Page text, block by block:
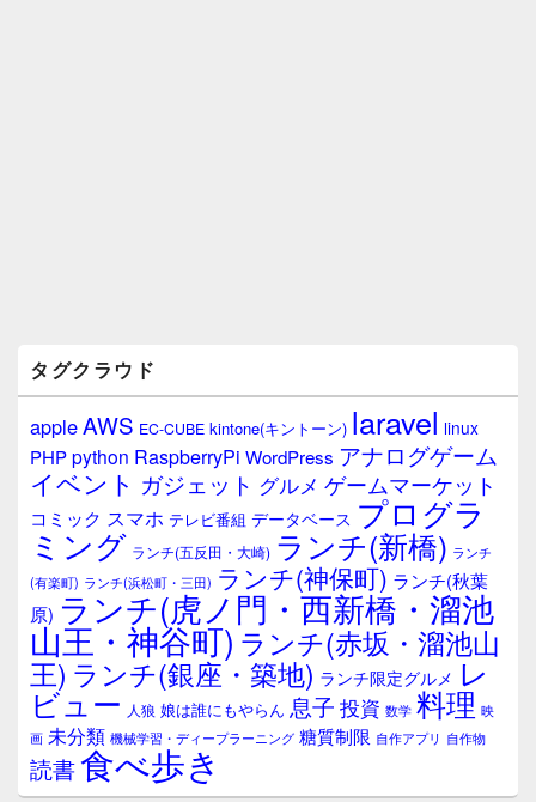
タグクラウド
appleAWS EC-CUBE kintone(キントーン) laravel linux
PHPpython RaspberryPi WordPress アナログゲーム
イベント ガジェット グルメ ゲームマーケット
コミック スマホ テレビ番組 データベース プログラ
ミング ランチ(五反田・大崎) ランチ(新橋) ランチ
(有楽町) ランチ(浜松町・三田) ランチ(神保町) ランチ(秋葉
原) ランチ(虎ノ門・西新橋・溜池
山王・神谷町) ランチ(赤坂・溜池山
王) ランチ(銀座・築地) ランチ限定グルメ レ
ビュー 人狼 娘は誰にもやらん 息子 投資 数学 料理 映
画 未分類 機械学習・ディープラーニング 糖質制限 自作アプリ 自作物
読書食べ歩き